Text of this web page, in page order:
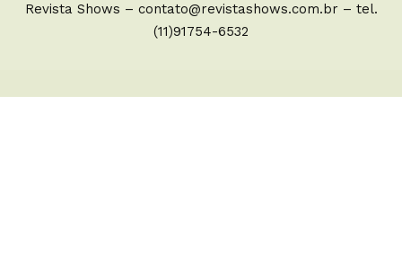
Revista Shows – contato@revistashows.com.br – tel.
(11)91754-6532